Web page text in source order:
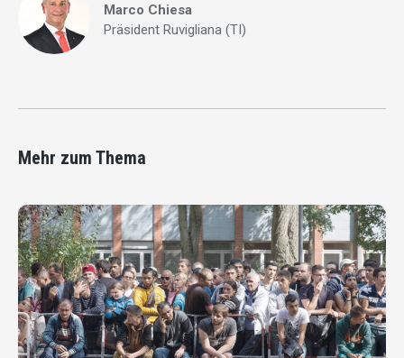
Marco Chiesa
Präsident Ruvigliana (TI)
Mehr zum Thema